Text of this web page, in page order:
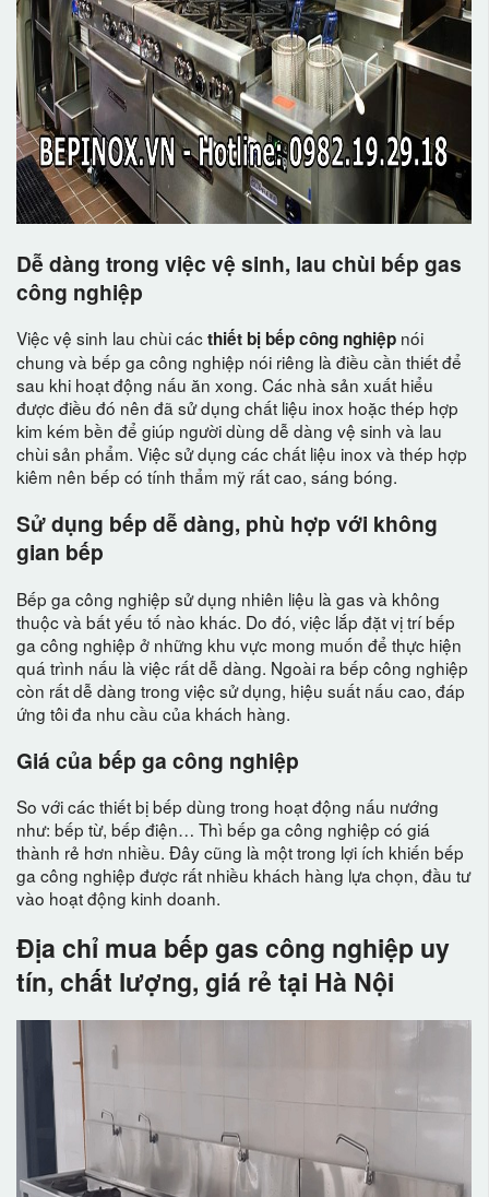
Dễ dàng trong việc vệ sinh, lau chùi bếp gas
công nghiệp
Việc vệ sinh lau chùi cácthiết bị bếp công nghiệp nói
chung và bếp ga công nghiệp nói riêng là điều cần thiết để
sau khi hoạt động nấu ăn xong. Các nhà sản xuất hiểu
được điều đó nên đã sử dụng chất liệu inox hoặc thép hợp
kim kém bền để giúp người dùng dễ dàng vệ sinh và lau
chùi sản phẩm. Việc sử dụng các chất liệu inox và thép hợp
kiêm nên bếp có tính thẩm mỹ rất cao, sáng bóng.
Sử dụng bếp dễ dàng, phù hợp với không
gian bếp
Bếp ga công nghiệp sử dụng nhiên liệu là gas và không
thuộc và bất yếu tố nào khác. Do đó, việc lắp đặt vị trí bếp
ga công nghiệp ở những khu vực mong muốn để thực hiện
quá trình nấu là việc rất dễ dàng. Ngoài ra bếp công nghiệp
còn rất dễ dàng trong việc sử dụng, hiệu suất nấu cao, đáp
ứng tôi đa nhu cầu của khách hàng.
Giá của bếp ga công nghiệp
So với các thiết bị bếp dùng trong hoạt động nấu nướng
như: bếp từ, bếp điện… Thì bếp ga công nghiệp có giá
thành rẻ hơn nhiều. Đây cũng là một trong lợi ích khiến bếp
ga công nghiệp được rất nhiều khách hàng lựa chọn, đầu tư
vào hoạt động kinh doanh.
Địa chỉ mua bếp gas công nghiệp uy
tín, chất lượng, giá rẻ tại Hà Nội